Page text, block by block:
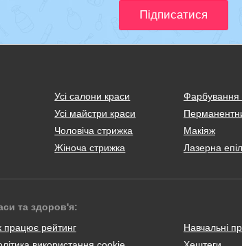
Усі салони краси
Усі майстри краси
Чоловіча стрижка
Жіноча стрижка
Фарбування
Макіяж
Лазерна
та здоров'я:
працює рейтинг
Навчальні